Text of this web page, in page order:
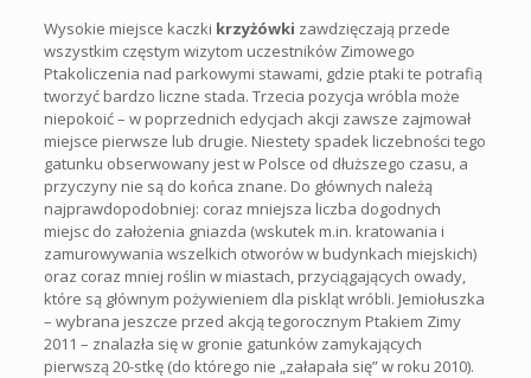
Wysokie miejsce kaczki krzyżówki zawdzięczają przede
wszystkim częstym wizytom uczestników Zimowego
Ptakoliczenia nad parkowymi stawami, gdzie ptaki te potrafią
tworzyć bardzo liczne stada. Trzecia pozycja wróbla może
niepokoić – w poprzednich edycjach akcji zawsze zajmował
miejsce pierwsze lub drugie. Niestety spadek liczebności tego
gatunku obserwowany jest w Polsce od dłuższego czasu, a
przyczyny nie są do końca znane. Do głównych należą
najprawdopodobniej: coraz mniejsza liczba dogodnych
miejsc do założenia gniazda (wskutek m.in. kratowania i
zamurowywania wszelkich otworów w budynkach miejskich)
oraz coraz mniej roślin w miastach, przyciągających owady,
które są głównym pożywieniem dla piskląt wróbli. Jemiołuszka
– wybrana jeszcze przed akcją tegorocznym Ptakiem Zimy
2011 – znalazła się w gronie gatunków zamykających
pierwszą 20-stkę (do którego nie „załapała się” w roku 2010).